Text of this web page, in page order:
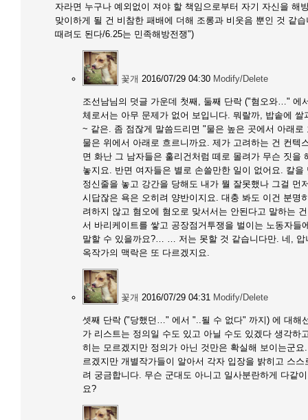
자라면 누구나 예외없이 져야 할 책임으로부터 자기 자신을 해
맞이하게 될 건 비참한 패배에 더해 조롱과 비웃음 뿐인 것 같
때려도 된다/6.25는 민족해방전쟁")
꽃개 2016/07/29 04:30 Modify/Delete
조선남님의 덧글 가운데 첫째, 둘째 단락 ("혐오와…"
체로서는 아무 문제가 없어 보입니다. 뭐랄까, 밥솥에
~ 같은. 좀 점잖게 말씀드리면 "물은 높은 곳에서 아래
물은 위에서 아래로 흐르니까요. 제가 고려하는 건 컨텍
면 화난 그 남자들은 훌리건처럼 떼로 몰려가 무슨 짓을
놓지요. 반면 여자들은 별로 손쓸만한 일이 없어요. 칼
정신줄을 놓고 강간을 당해도 내가 뭘 잘못했나 그걸 먼
시답잖은 욕은 오히려 양반이지요. 대충 봐도 이건 분명
려하지 않고 혐오에 혐오로 맞서서는 안된다고 말하는
서 바리케이트를 쌓고 공장점거투쟁을 벌이는 노동자들
말할 수 있을까요?… … 저는 못할 것 같습니다만. 네, 압
옥작가의 맥락은 또 다르겠지요.
꽃개 2016/07/29 04:31 Modify/Delete
셋째 단락 ("당했던…" 에서 "..될 수 없다" 까지) 에 대해
가 리스트는 정의일 수도 있고 아닐 수도 있겠다 생각하
히는 모르겠지만 정의가 아닌 것만은 확실해 보이는군
르겠지만 개별작가들이 알아서 각자 입장을 밝히고 스
려 궁금합니다. 무슨 군대도 아니고 일사분란하게 다같
요?